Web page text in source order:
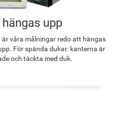
upp
våra målningar redo att hängas
För spända dukar: kanterna är
och täckta med duk.